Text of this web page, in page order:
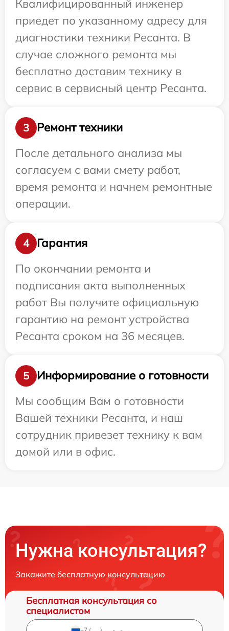
Квалифицированный инженер
приедет по указанному адресу для
диагностики техники Ресанта. В
случае сложного ремонта мы
бесплатно доставим технику в
сервис в сервисный центр Ресанта.
3
Ремонт техники
После детального анализа мы
согласуем с вами смету работ,
время ремонта и начнем ремонтные
операции.
4
Гарантия
По окончании ремонта и
подписания акта выполненных
работ Вы получите официальную
гарантию на ремонт устройства
Ресанта сроком на 36 месяцев.
5
Информирование о готовности
Мы сообщим Вам о готовности
Вашей техники Ресанта, и наш
сотрудник привезет технику к вам
домой или в офис.
Нужна консультация?
Закажите бесплатную консультацию
Бесплатная консультация со
специалистом